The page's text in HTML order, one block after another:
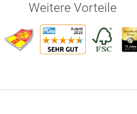
Weitere Vorteile